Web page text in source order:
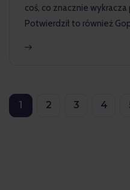
coś, co znacznie
Potwierdził to również
1 2 3 4
NEXT